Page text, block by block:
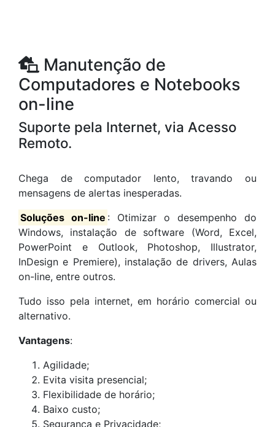
Manutenção de
Computadores e Notebooks
on-line
Suporte pela Internet, via Acesso
Remoto.
Chega de computador lento, travando ou
mensagens de alertas inesperadas.
Soluções on-line : Otimizar o desempenho do
Windows, instalação de software (Word, Excel,
PowerPoint e Outlook, Photoshop, Illustrator,
InDesign e Premiere), instalação de drivers, Aulas
on-line, entre outros.
Tudo isso pela internet, em horário comercial ou
alternativo.
Vantagens:
Agilidade;
Evita visita presencial;
Flexibilidade de horário;
Baixo custo;
Segurança e Privacidade;